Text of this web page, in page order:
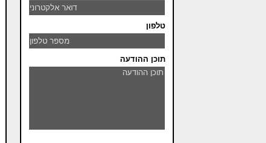
טלפון
תוכן ההודעה